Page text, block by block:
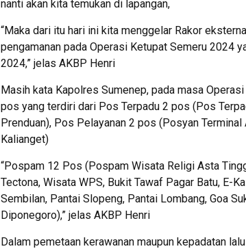
nanti akan kita temukan di lapangan,
“Maka dari itu hari ini kita menggelar Rakor
pengamanan pada Operasi Ketupat Semeru 2024
2024,” jelas AKBP Henri
Masih kata Kapolres Sumenep, pada masa
pos yang terdiri dari Pos Terpadu 2 pos (Pos
Prenduan), Pos Pelayanan 2 pos (Posyan Terminal
Kalianget)
“Pospam 12 Pos (Pospam Wisata Religi Asta
Tectona, Wisata WPS, Bukit Tawaf Pagar Batu, E-
Sembilan, Pantai Slopeng, Pantai Lombang, Goa
Diponegoro),” jelas AKBP Henri
Dalam pemetaan kerawanan maupun kepadatan